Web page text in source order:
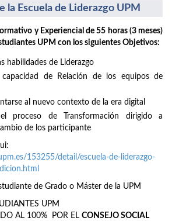
la Escuela de Liderazgo UPM
y Experiencial de 55 horas (3 meses)
UPM con los siguientes Objetivos:
habilidades de Liderazgo
capacidad de Relación de los equipos de
al nuevo contexto de la era digital
proceso de Transformación dirigido a
de los participante
153255/detail/escuela-de-liderazgo-
de Grado o Máster de la UPM
UPM
AL 100% POR EL CONSEJO SOCIAL